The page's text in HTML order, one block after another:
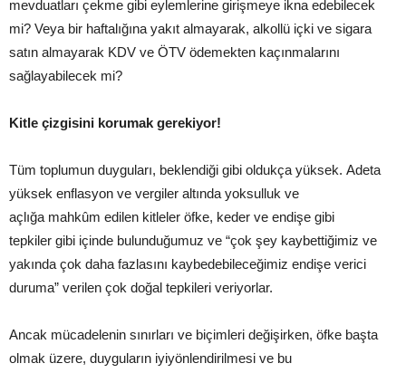
mevduatları çekme gibi eylemlerine girişmeye ikna edebilecek
mi? Veya bir haftalığına yakıt almayarak, alkollü içki ve sigara
satın almayarak KDV ve ÖTV ödemekten kaçınmalarını
sağlayabilecek mi?
Kitle çizgisini korumak gerekiyor!
Tüm toplumun duyguları, beklendiği gibi oldukça yüksek. Adeta
yüksek enflasyon ve vergiler altında yoksulluk ve
açlığa mahkûm edilen kitleler öfke, keder ve endişe gibi
tepkiler gibi içinde bulunduğumuz ve “çok şey kaybettiğimiz ve
yakında çok daha fazlasını kaybedebileceğimiz endişe verici
duruma” verilen çok doğal tepkileri veriyorlar.
Ancak mücadelenin sınırları ve biçimleri değişirken, öfke başta
olmak üzere, duyguların iyiyönlendirilmesi ve bu